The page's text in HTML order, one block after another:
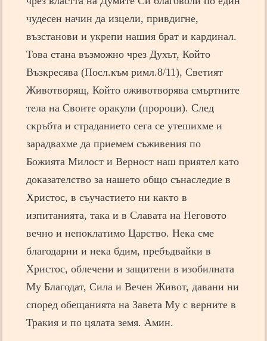
чудесен начин да изцели, привдигне,
възстанови и укрепи нашия брат и кардинал.
Това стана възможно чрез Духът, Който
Възкресява (Посл.към римл.8/11), Светият
Животворящ, Който оживотворява смъртните
тела на Своите оракули (пророци). След
скръбта и страданието сега се утешихме и
зарадвахме да приемем съживения по
Божията Милост и Верност наш приятел като
доказателство за нашето общо сънаследие в
Христос, в съучастието ни както в
изпитанията, така и в Славата на Неговото
вечно и непоклатимо Царство. Нека сме
благодарни и нека бдим, пребъдвайки в
Христос, облечени и защитени в изобилната
Му Благодат, Сила и Вечен Живот, давани ни
според обещанията на Завета Му с верните в
Тракия и по цялата земя. Амин.